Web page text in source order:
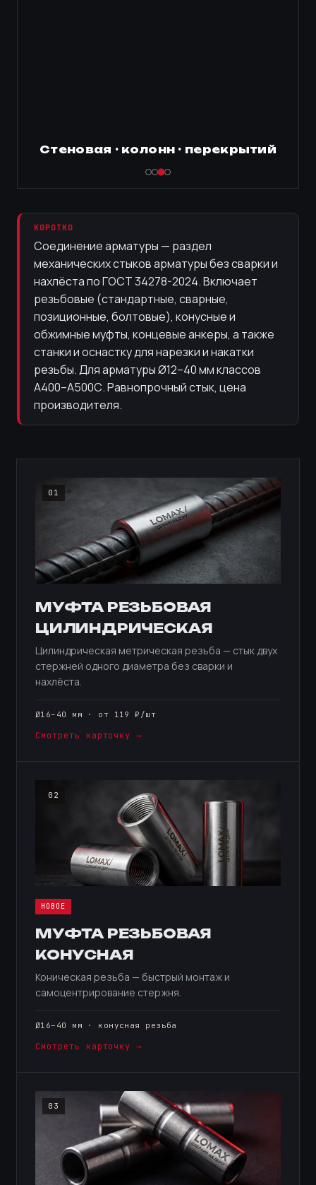
Стеновая · колонн · перекрытий
КОРОТКО
Соединение арматуры — раздел
механических стыков арматуры без сварки и
нахлёста по ГОСТ 34278-2024. Включает
резьбовые (стандартные, сварные,
позиционные, болтовые), конусные и
обжимные муфты, концевые анкеры, а также
станки и оснастку для нарезки и накатки
резьбы. Для арматуры Ø12–40 мм классов
А400–А500С. Равнопрочный стык, цена
производителя.
01
МУФТА РЕЗЬБОВАЯ
ЦИЛИНДРИЧЕСКАЯ
Цилиндрическая метрическая резьба — стык двух
стержней одного диаметра без сварки и
нахлёста.
Ø16–40 мм · от 119 ₽/шт
Смотреть карточку →
02
НОВОЕ
МУФТА РЕЗЬБОВАЯ
КОНУСНАЯ
Коническая резьба — быстрый монтаж и
самоцентрирование стержня.
Ø16–40 мм · конусная резьба
Смотреть карточку →
03